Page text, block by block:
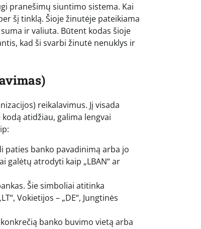
pranešimų siuntimo sistema. Kai
šį tinklą. Šioje žinutėje pateikiama
ir valiuta. Būtent kodas šioje
kad ši svarbi žinutė nenuklys ir
reikalavimus. Jį visada
atidžiau, galima lengvai
paties banko pavadinimą arba jo
galėtų atrodyti kaip „LBAN“ ar
Šie simboliai atitinka
Vokietijos – „DE“, Jungtinės
banko buvimo vietą arba